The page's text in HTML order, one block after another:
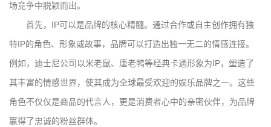
场竞争中脱颖而出。
首先，IP可以是品牌的核心精髓。通过合作或自主创作拥有独
特IP的角色、形象或故事，品牌可以打造出独一无二的情感连接。
例如，迪士尼公司以米老鼠、唐老鸭等经典卡通形象为IP，塑造了
其丰富的情感世界，使其成为全球最受欢迎的娱乐品牌之一。这些
角色不仅仅是商品的代言人，更是消费者心中的亲密伙伴，为品牌
赢得了忠诚的粉丝群体。